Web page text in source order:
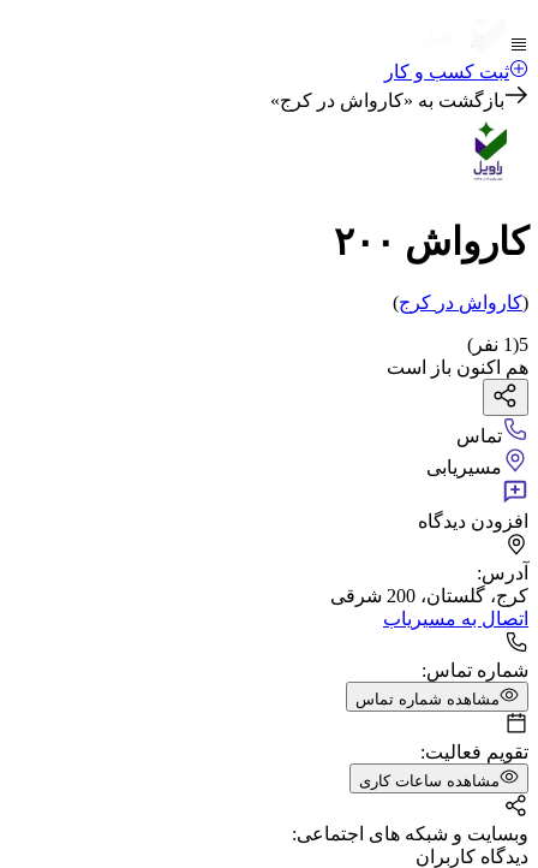
ثبت کسب و کار
بازگشت به «کارواش در کرج»
کارواش ۲۰۰
(کارواش در کرج)
5
(
1 نفر)
هم اکنون باز است
تماس
مسیریابی
افزودن دیدگاه
آدرس:
کرج، گلستان، 200 شرقی
اتصال به مسیریاب
شماره تماس:
مشاهده شماره تماس
تقویم فعالیت:
مشاهده ساعات کاری
وبسایت و شبکه های اجتماعی:
دیدگاه کاربران